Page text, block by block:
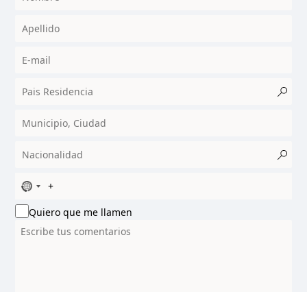
N
o
c
o
Quiero que me llamen